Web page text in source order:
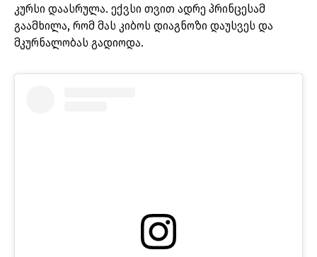
კურსი დაასრულა. ექვსი თვით ადრე პრინცესამ
გაამხილა, რომ მას კიბოს დიაგნოზი დაუსვეს და
მკურნალობას გადიოდა.